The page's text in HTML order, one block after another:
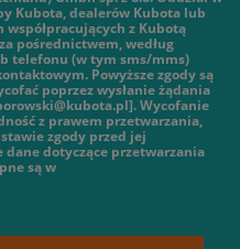
Kubota, dealerów Kubota lub
z Kubotą
pośrednictwem, według
telefonu (w tym sms/mms)
Powyższe zgody są
poprzez wysłanie żądania
Wycofanie
z prawem przetwarzania,
zgody przed jej
dane dotyczące przetwarzania
są w